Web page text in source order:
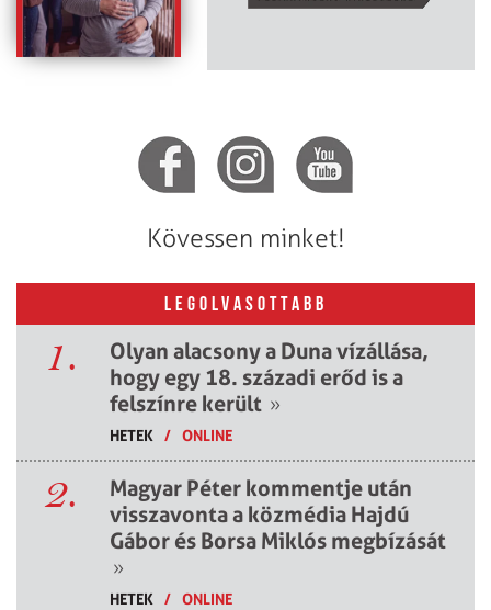
Kövessen minket!
LEGOLVASOTTABB
1.
Olyan alacsony a Duna vízállása,
hogy egy 18. századi erőd is a
felszínre került »
HETEK / ONLINE
2.
Magyar Péter kommentje után
visszavonta a közmédia Hajdú
Gábor és Borsa Miklós megbízását
»
HETEK / ONLINE